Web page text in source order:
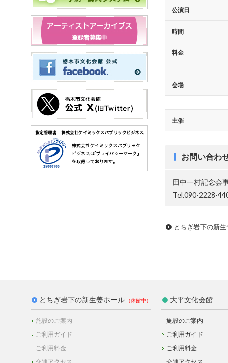
公演日
時間
料金
会場
主催
お問い合わ
田中一村記念会
Tel.090-2228-
とちぎ岩下の新
とちぎ岩下の新生姜ホール
施設のご案内
ご利用ガイド
ご利用料金
大平文化会館
施設のご案内
ご利用ガイド
ご利用料金